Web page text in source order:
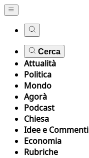
Cerca
Attualità
Politica
Mondo
Agorà
Podcast
Chiesa
Idee e Commenti
Economia
Rubriche